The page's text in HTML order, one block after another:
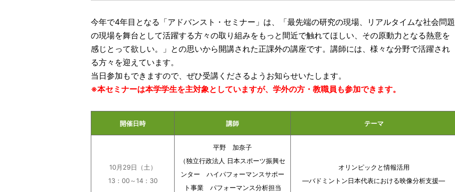
今年で4年目となる「アドバンスト・セミナー」は、「最先端の研究の現場、リアルタイムな社会問題
の現場を舞台として活躍する方々の取り組みをもっと間近で触れてほしい、その原動力となる熱意を
感じとって欲しい。」との思いから開講された正課外の講座です。講師には、様々な分野で活躍され
る方々を迎えています。
当日参加もできますので、ぜひ受講くださるようお知らせいたします。
※本セミナーは本学学生を主対象としていますが、学外の方・教職員も参加できます。
開催日時 講師 テーマ
10月29日（土）
13：00～14：30
平野 加奈子
（独立行政法人 日本スポーツ振興セ
ンター ハイパフォーマンスサポー
ト事業 パフォーマンス分析担当
オリンピックと情報活用
—バドミントン日本代表における映像分析支援—